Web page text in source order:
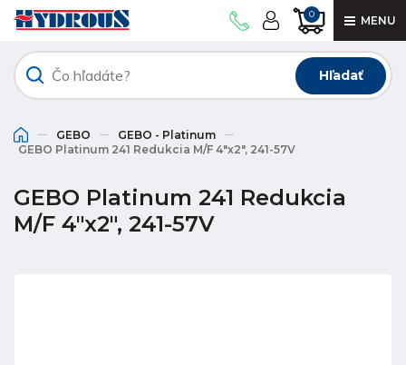
0 MENU
Hľadať
GEBO
GEBO - Platinum
GEBO Platinum 241 Redukcia M/F 4"x2", 241-57V
GEBO Platinum 241 Redukcia
M/F 4"x2", 241-57V